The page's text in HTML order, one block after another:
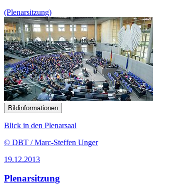
(Plenarsitzung)
Bildinformationen
Blick in den Plenarsaal
© DBT / Marc-Steffen Unger
19.12.2013
Plenarsitzung